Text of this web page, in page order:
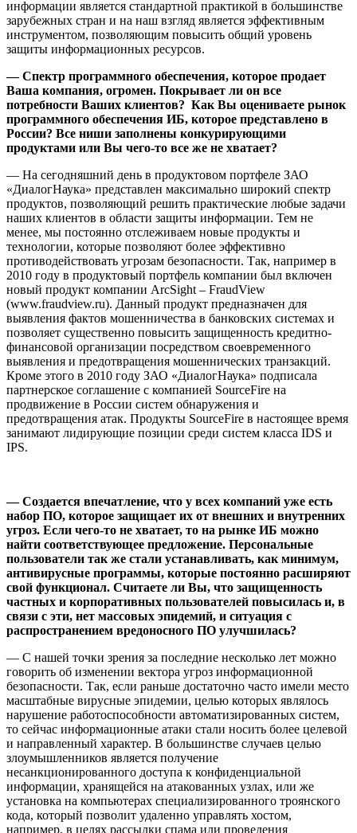
информации является стандартной практикой в большинстве
зарубежных стран и на наш взгляд является эффективным
инструментом, позволяющим повысить общий уровень
защиты информационных ресурсов.
—Спектр программного обеспечения, которое продает
Ваша компания, огромен. Покрывает ли он все
потребности Ваших клиентов? Как Вы оцениваете рынок
программного обеспечения ИБ, которое представлено в
России? Все ниши заполнены конкурирующими
продуктами или Вы чего-то все же не хватает?
— На сегодняшний день в продуктовом портфеле ЗАО
«ДиалогНаука» представлен максимально широкий спектр
продуктов, позволяющий решить практические любые задачи
наших клиентов в области защиты информации. Тем не
менее, мы постоянно отслеживаем новые продукты и
технологии, которые позволяют более эффективно
противодействовать угрозам безопасности. Так, например в
2010 году в продуктовый портфель компании был включен
новый продукт компании ArcSight – FraudView
(www.fraudview.ru). Данный продукт предназначен для
выявления фактов мошенничества в банковских системах и
позволяет существенно повысить защищенность кредитно-
финансовой организации посредством своевременного
выявления и предотвращения мошеннических транзакций.
Кроме этого в 2010 году ЗАО «ДиалогНаука» подписала
партнерское соглашение с компанией SourceFire на
продвижение в России систем обнаружения и
предотвращения атак. Продукты SourceFire в настоящее время
занимают лидирующие позиции среди систем класса IDS и
IPS.
—Создается впечатление, что у всех компаний уже есть
набор ПО, которое защищает их от внешних и внутренних
угроз. Если чего-то не хватает, то на рынке ИБ можно
найти соответствующее предложение. Персональные
пользователи так же стали устанавливать, как минимум,
антивирусные программы, которые постоянно расширяют
свой функционал. Считаете ли Вы, что защищенность
частных и корпоративных пользователей повысилась и, в
связи с эти, нет массовых эпидемий, и ситуация с
распространением вредоносного ПО улучшилась?
— С нашей точки зрения за последние несколько лет можно
говорить об изменении вектора угроз информационной
безопасности. Так, если раньше достаточно часто имели место
масштабные вирусные эпидемии, целью которых являлось
нарушение работоспособности автоматизированных систем,
то сейчас информационные атаки стали носить более целевой
и направленный характер. В большинстве случаев целью
злоумышленников является получение
несанкционированного доступа к конфиденциальной
информации, хранящейся на атакованных узлах, или же
установка на компьютерах специализированного троянского
кода, который позволит удаленно управлять хостом,
например, в целях рассылки спама или проведения